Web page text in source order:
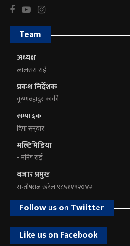
Team
अध्यक्ष
लालसरा राई
प्रबन्ध निर्देशक
कृष्णबहादुर कार्की
सम्पादक
दिपा सुनुवार
मल्टिमिडिया
- मनिष राई
बजार प्रमुख
सन्तोषराज खरेल ९८५११९२०४२
Follow us on Twiitter
Like us on Facebook